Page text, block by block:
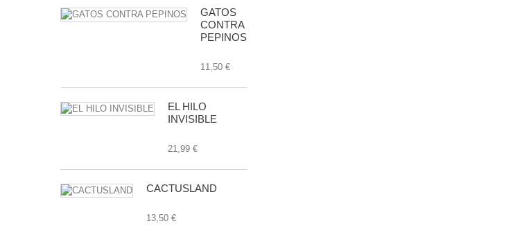
GATOS
CONTRA
PEPINOS
11,50 €
EL HILO
INVISIBLE
21,99 €
CACTUSLAND
13,50 €